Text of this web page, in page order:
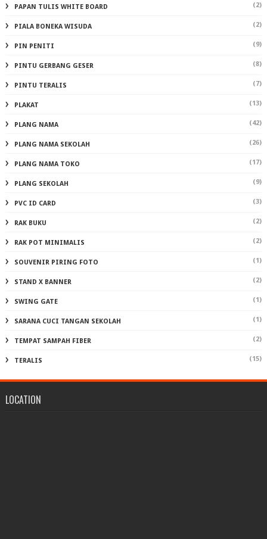
PAPAN TULIS WHITE BOARD (2)
PIALA BONEKA WISUDA (2)
PIN PENITI (9)
PINTU GERBANG GESER (8)
PINTU TERALIS (7)
PLAKAT (13)
PLANG NAMA (42)
PLANG NAMA SEKOLAH (26)
PLANG NAMA TOKO (17)
PLANG SEKOLAH (9)
PVC ID CARD (3)
RAK BUKU (2)
RAK POT MINIMALIS (2)
SOUVENIR PIRING FOTO (1)
STAND X BANNER (2)
SWING GATE (1)
SARANA CUCI TANGAN SEKOLAH (1)
TEMPAT SAMPAH FIBER (2)
TERALIS (15)
LOCATION